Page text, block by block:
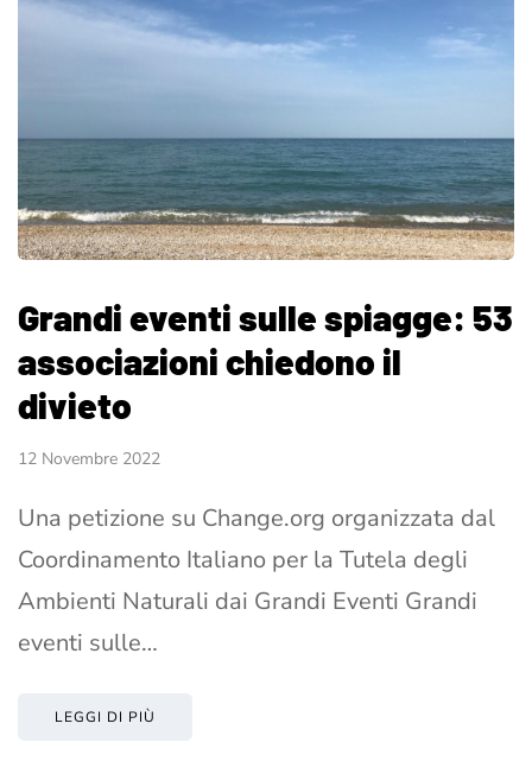
Grandi eventi sulle spiagge: 53
associazioni chiedono il
divieto
12 Novembre 2022
Una petizione su Change.org organizzata dal
Coordinamento Italiano per la Tutela degli
Ambienti Naturali dai Grandi Eventi Grandi
eventi sulle…
LEGGI DI PIÙ